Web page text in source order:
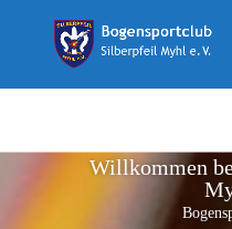
Willkommen